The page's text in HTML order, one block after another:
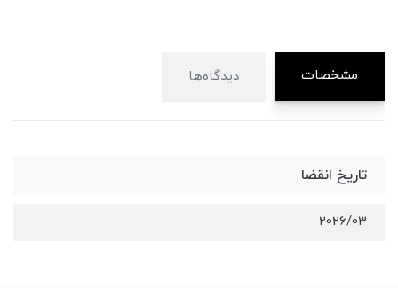
مشخصات دیدگاه‌ها
تاریخ انقضا
2026/03